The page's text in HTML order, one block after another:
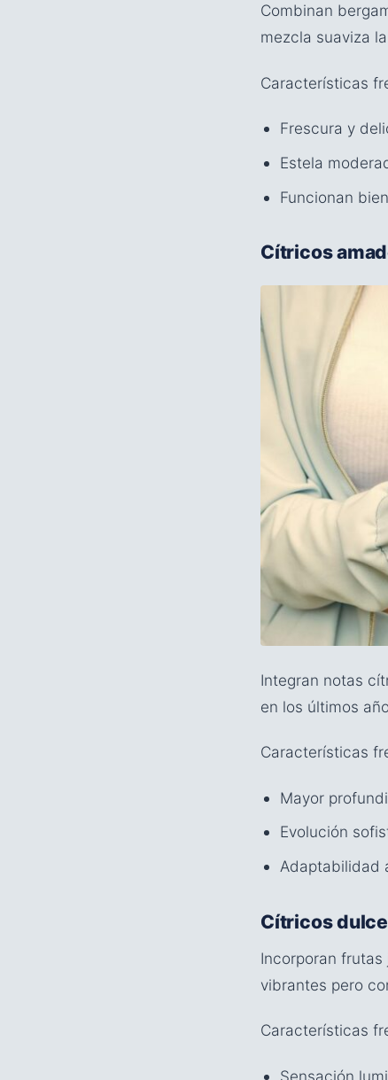
Combinan
mezcla suaviza
Características
Frescura y
Estela
Funcionan
Cítricos
Integran notas
en los últimos
Características
Mayor
Evolución
Adaptabilidad
Cítricos
Incorporan
vibrantes pero
Características
Sensación